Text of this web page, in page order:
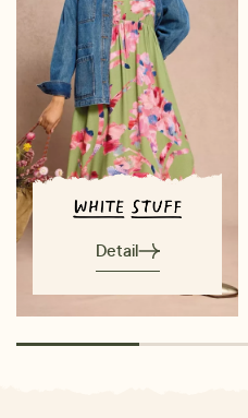
Detail